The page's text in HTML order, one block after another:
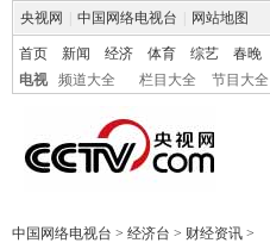
央视网 中国网络电视台 网站地图
首页 新闻 经济 体育 综艺 春晚
电视
频道大全 栏目大全 节目大全
中国网络电视台 > 经济台 > 财经资讯 >